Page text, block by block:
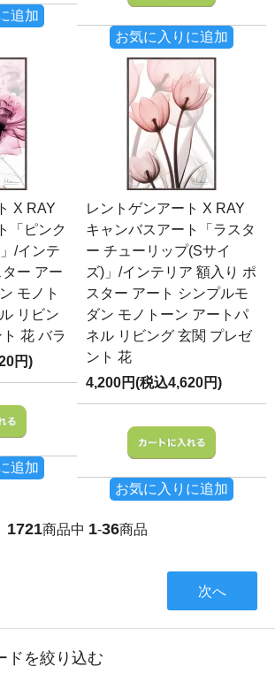
追加
お気に入りに追加
X RAY
「ピンク
/インテ
ー アー
モノト
リビン
花 バラ
円)
追加
レントゲンアート X RAY
キャンバスアート「ラスタ
ー チューリップ(Sサイ
ズ)」/インテリア 額入り ポ
スター アート シンプルモ
ダン モノトーン アートパ
ネル リビング 玄関 プレゼ
ント 花
4,200円(税込4,620円)
お気に入りに追加
1721商品中 1-36商品
次へ
ドを絞り込む